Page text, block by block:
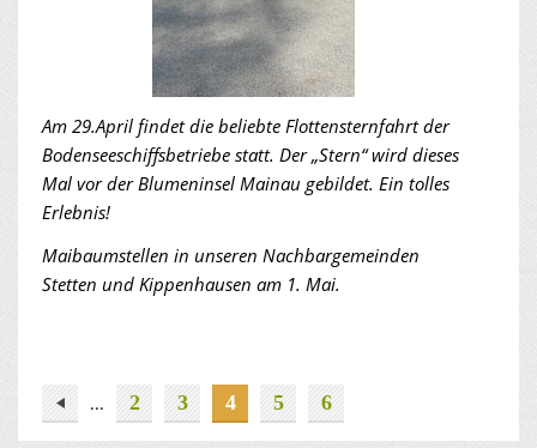
Am 29.April findet die beliebte Flottensternfahrt der
Bodenseeschiffsbetriebe statt. Der „Stern“ wird dieses
Mal vor der Blumeninsel Mainau gebildet. Ein tolles
Erlebnis!
Maibaumstellen in unseren Nachbargemeinden
Stetten und Kippenhausen am 1. Mai.
... 2 3 4 5 6